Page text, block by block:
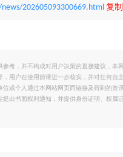
202605093300669.html 复
考，并不构成对用户决策的直接建议，
用户在使用前请进一步核实，并对任何
或个人通过本网站网页而链接及得到的
出书面权利通知，并提供身份证明、权